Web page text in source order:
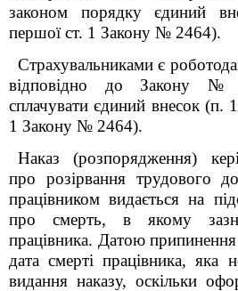
законом порядку єдиний
першої ст. 1 Закону № 2464).
Страхувальниками є
відповідно до Закону №
сплачувати єдиний внесок (п.
1 Закону № 2464).
Наказ (розпорядження)
про розірвання трудового
працівником видається на
про смерть, в якому
працівника. Датою
дата смерті працівника, яка
видання наказу, оскільки